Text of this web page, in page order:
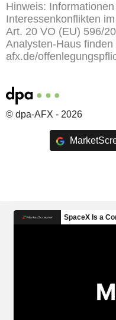
Hinweis:
Interessenkonflikten
Art. 20 VO (EU) 596/
Analysten-Haus
afx.de/
© dpa-AFX - 2026